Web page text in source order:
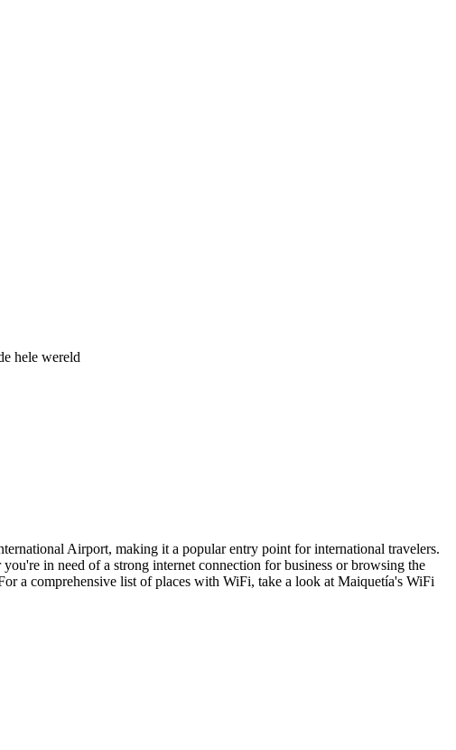
hele wereld
Airport, making it a popular entry point for international travelers.
in need of a strong internet connection for business or browsing the
a comprehensive list of places with WiFi, take a look at Maiquetía's WiFi